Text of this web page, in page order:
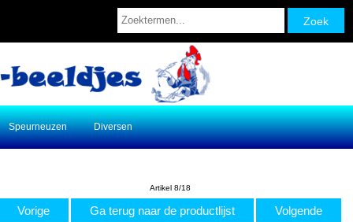
Speurneuzen Diversen
Artikel 8/18
Vorige Ga terug naar de productlijst Volgende